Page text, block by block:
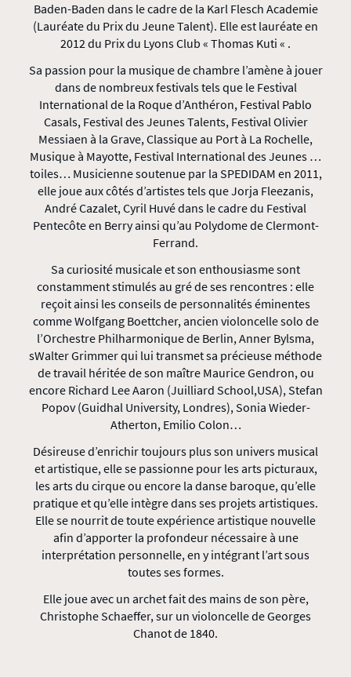
Baden-Baden dans le cadre de la Karl Flesch Academie
(Lauréate du Prix du Jeune Talent). Elle est lauréate en
2012 du Prix du Lyons Club « Thomas Kuti « .
Sa passion pour la musique de chambre l’amène à jouer
dans de nombreux festivals tels que le Festival
International de la Roque d’Anthéron, Festival Pablo
Casals, Festival des Jeunes Talents, Festival Olivier
Messiaen à la Grave, Classique au Port à La Rochelle,
Musique à Mayotte, Festival International des Jeunes …
toiles… Musicienne soutenue par la SPEDIDAM en 2011,
elle joue aux côtés d’artistes tels que Jorja Fleezanis,
André Cazalet, Cyril Huvé dans le cadre du Festival
Pentecôte en Berry ainsi qu’au Polydome de Clermont-
Ferrand.
Sa curiosité musicale et son enthousiasme sont
constamment stimulés au gré de ses rencontres : elle
reçoit ainsi les conseils de personnalités éminentes
comme Wolfgang Boettcher, ancien violoncelle solo de
l’Orchestre Philharmonique de Berlin, Anner Bylsma,
sWalter Grimmer qui lui transmet sa précieuse méthode
de travail héritée de son maître Maurice Gendron, ou
encore Richard Lee Aaron (Juilliard School,USA), Stefan
Popov (Guidhal University, Londres), Sonia Wieder-
Atherton, Emilio Colon…
Désireuse d’enrichir toujours plus son univers musical
et artistique, elle se passionne pour les arts picturaux,
les arts du cirque ou encore la danse baroque, qu’elle
pratique et qu’elle intègre dans ses projets artistiques.
Elle se nourrit de toute expérience artistique nouvelle
afin d’apporter la profondeur nécessaire à une
interprétation personnelle, en y intégrant l’art sous
toutes ses formes.
Elle joue avec un archet fait des mains de son père,
Christophe Schaeffer, sur un violoncelle de Georges
Chanot de 1840.